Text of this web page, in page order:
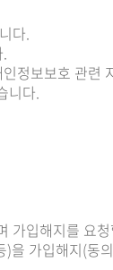
다.
정보보호 관
니다.
가입해지를 요
을 가입해지(